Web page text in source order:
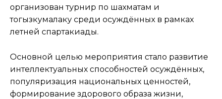
организован турнир по шахматам и
тогызкумалаку среди осуждённых в рамках
летней спартакиады.
Основной целью мероприятия стало развитие
интеллектуальных способностей осуждённых,
популяризация национальных ценностей,
формирование здорового образа жизни,